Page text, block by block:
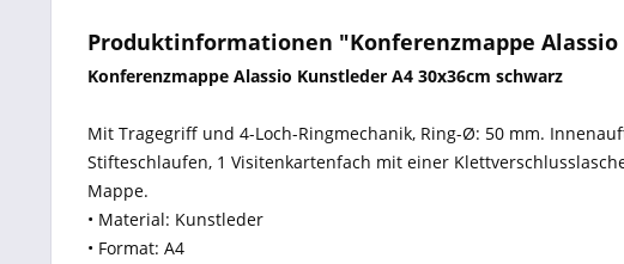
Produktinformationen "Konferenzmappe Alassio
Konferenzmappe Alassio Kunstleder A4 30x36cm schwarz
Mit Tragegriff und 4-Loch-Ringmechanik, Ring-Ø: 50 mm.
Stifteschlaufen, 1 Visitenkartenfach mit einer
Mappe.
• Material: Kunstleder
• Format: A4